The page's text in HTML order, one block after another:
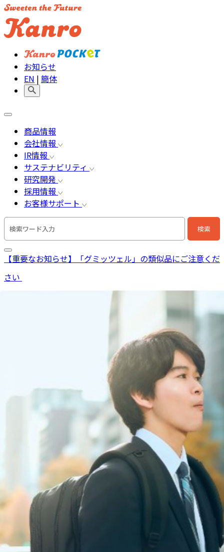
お知らせ
EN | 簡体
商品情報
会社情報
IR情報
サステナビリティ
研究開発
採用情報
お客様サポート
検索キーワード入力 検索
【重要なお知らせ】「グミッツェル」の類似品にご注意くだ
さい